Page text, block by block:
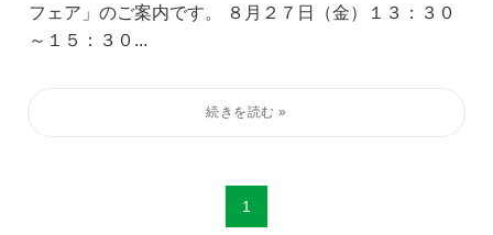
フェア」のご案内です。 ８月２７日（金）１３：３０
～１５：３０...
1